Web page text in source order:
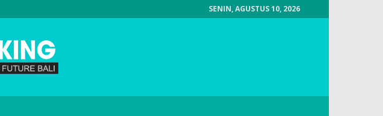
SENIN, AGUSTUS 10, 2026